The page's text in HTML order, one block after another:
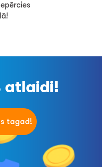
atlaidi!
tagad!